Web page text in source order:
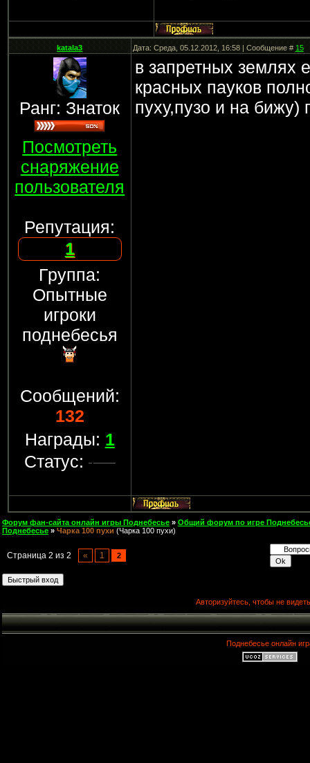
katala3 Дата: Среда, 05.12.2012, 16:58 | Сообщение #15
Ранг: Знаток
Посмотреть
снаряжение
пользователя
Репутация:
1
Группа:
Опытные
игроки
поднебесья
Сообщений:
132
Награды: 1
Статус:
в запретных землях
красных пауков
пуху,пузо и на бижу)
Форум фан-сайта онлайн игры Поднебесье » Общий форум по игре
Поднебесье » Чарка 100 пухи (Чарка 100 пухи)
Страница 2 из 2 « 1 2
Авторизуйтесь, чтобы не
Поднебесье онлайн